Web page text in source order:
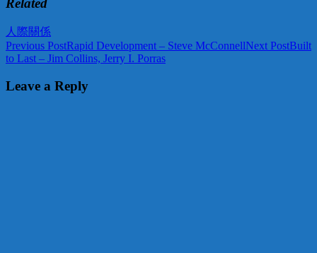
Related
人際關係
Post
navigation
Previous PostRapid Development – Steve McConnellNext PostBuilt
to Last – Jim Collins, Jerry I. Porras
Leave a Reply